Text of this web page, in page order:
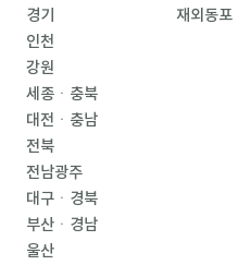
경기
인천
강원
세종ㆍ충북
대전ㆍ충남
전북
전남광주
대구ㆍ경북
부산ㆍ경남
울산
재외동포